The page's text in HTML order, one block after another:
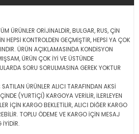
ÜRÜNLER ORİJİNALDİR, BULGAR, RUS, ÇİN
HEPSİ KONTROLDEN GEÇMİŞTİR, HEPSİ YA ÇOK
ÜRÜN AÇIKLAMASINDA KONDİSYON
ÜRÜN ÇOK İYİ VE ÜSTÜNDE
SORU SORULMASINA GEREK YOKTUR
ÜRÜNLER ALICI TARAFINDAN AKSİ
(YURTİÇİ) KARGOYA VERİLİR, İLERLEYEN
İÇİN KARGO BEKLETİLİR, ALICI DİĞER KARGO
TOPLU ÖDEME VE KARGO İÇİN MESAJ
İYİDİR.